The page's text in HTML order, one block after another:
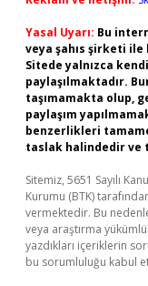
Yasal Uyarı: Bu
veya şahıs şirketi ile
Sitede yalnızca
paylaşılmaktadır.
taşımamakta olup,
paylaşım
benzerlikleri
taslak halindedir ve
Sitemiz, 5651 Sayılı
Kurumu (BTK)
vermektedir. Bu
veya araştırma
yazdıkları içeriklerin
bu sorumluluğu kabul